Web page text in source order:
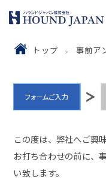
トップ 事前ア
この度は、弊社へご興
お打ち合わせの前に、
い致します。